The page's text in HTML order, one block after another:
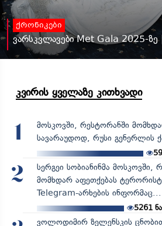
ქრონიკები
ვარსკვლავები Met Gala 2025-
კვირის ყველაზე კითხვადი
1
მოსკოვში, რესტორანში
სავარაუდოდ, რუსი გენერლის
2
სერგეი სობიანინმა მოსკოვში,
მომხდარ აფეთქებას
Telegram-არხების ინფორმაც...
5261
ვოლოდიმირ ზელენსკის